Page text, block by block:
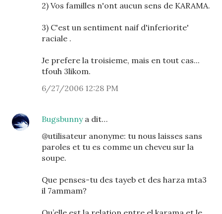
2) Vos familles n'ont aucun sens de KARAMA.
3) C'est un sentiment naif d'inferiorite'
raciale .
Je prefere la troisieme, mais en tout cas...
tfouh 3likom.
6/27/2006 12:28 PM
Bugsbunnya dit…
@utilisateur anonyme: tu nous laisses sans
paroles et tu es comme un cheveu sur la
soupe.
Que penses-tu des tayeb et des harza mta3
il 7ammam?